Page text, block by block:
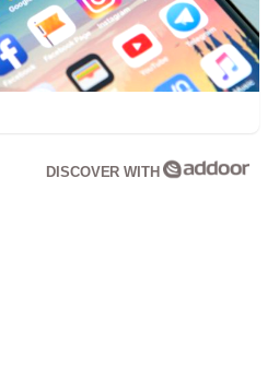
DISCOVER WITH